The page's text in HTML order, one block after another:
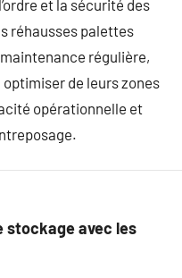
et la sécurité des
réhausses palettes
régulière,
de leurs zones
opérationnelle et
stockage avec les